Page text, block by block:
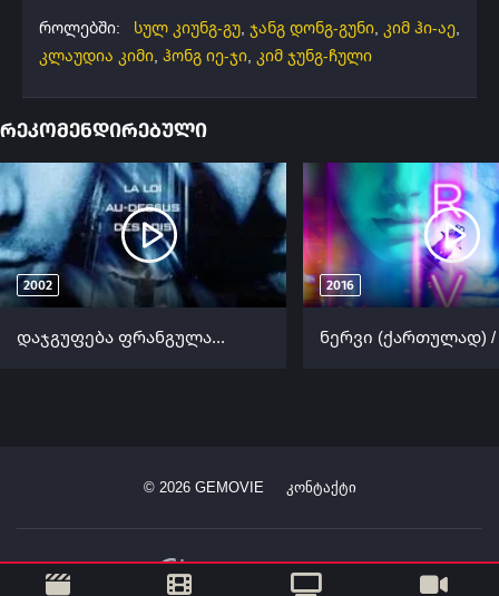
როლებში:
სულ კიუნგ-გუ, ჯანგ დონგ-გუნი, კიმ ჰი-აე,
კლაუდია კიმი, ჰონგ იე-ჯი, კიმ ჯუნგ-ჩული
რეკომენდირებული
2002
დაჯგუფება ფრანგულად (ქართულად) / The Code (La mentale) ქართულად 2002
2016
© 2026GEMOVIE კონტაქტი